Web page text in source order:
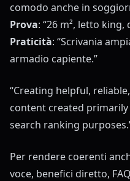
comodo anche in
Prova: “26 m², letto
Praticità: “Scrivania
armadio capiente.”
“Creating helpful,
content created
search ranking
Per rendere coerenti
voce, benefici diretto,